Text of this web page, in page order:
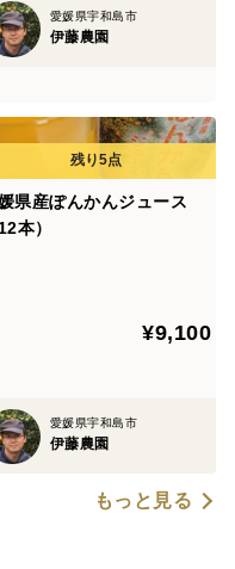
愛媛県宇和島市
伊藤農園
県産ぽんかんジュース
本）
¥9,100
愛媛県宇和島市
伊藤農園
もっと見る